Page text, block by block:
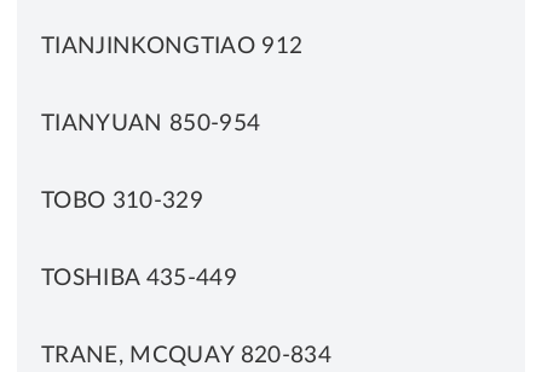
TIANJINKONGTIAO 912
TIANYUAN 850-954
TOBO 310-329
TOSHIBA 435-449
TRANE, MCQUAY 820-834